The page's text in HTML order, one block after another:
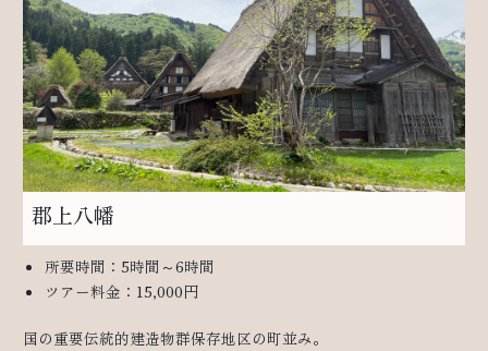
郡上八幡
所要時間：5時間～6時間
ツアー料金：15,000円
国の重要伝統的建造物群保存地区の町並み。